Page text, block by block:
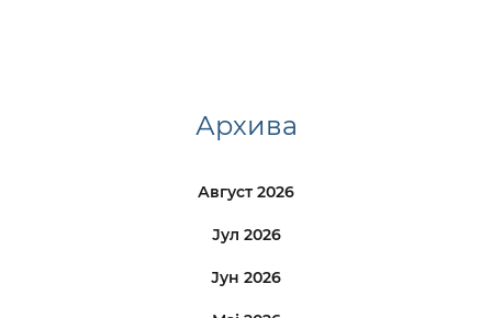
Архива
Август 2026
Јул 2026
Јун 2026